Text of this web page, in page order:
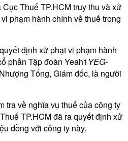
Thuế TP.HCM truy thu và xử
phạm hành chính về thuế trong
định xử phạt vi phạm hành
phần Tập đoàn Yeah1 YEG-
Tống, Giám đốc, là người
tra về nghĩa vụ thuế của công ty
TP.HCM đã ra quyết định xử
đồng với công ty này.